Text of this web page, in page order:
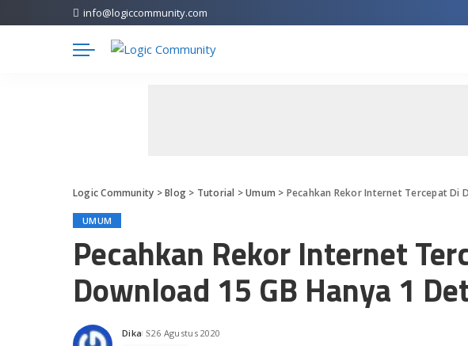
info@logiccommunity.com
Logic Community >Blog> Tutorial >Umum > Pecahkan Rekor Internet Tercepat Di
UMUM
Pecahkan Rekor Internet
Download 15 GB Hanya 1
Posted
Dika 26 Agustus 2020